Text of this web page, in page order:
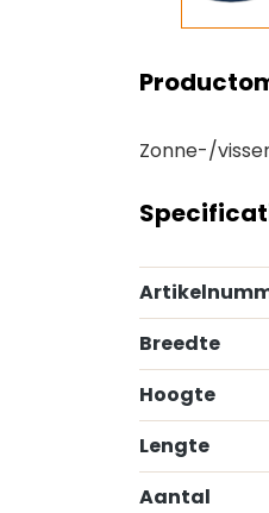
Zonne-/
Breedte
Hoogte
Lengte
Aantal